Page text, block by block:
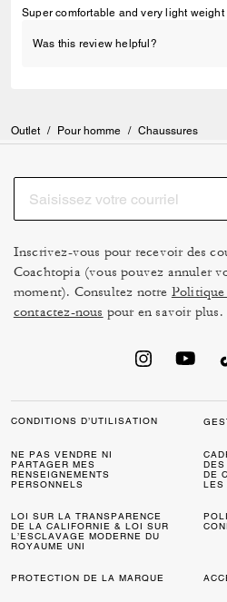
Super comfortable and very light weight
Was this review helpful?
Outlet / Pour homme / Chaussures
Inscrivez-vous pour recevoir des
Coachtopia (vous pouvez annuler
moment). Consultez notre
contactez-nous pour en savoir plus.
CONDITIONS D’UTILISATION
NE PAS VENDRE NI
PARTAGER MES
RENSEIGNEMENTS
PERSONNELS
DE
LES
LOI SUR LA TRANSPARENCE
DE LA CALIFORNIE & LOI SUR
L’ESCLAVAGE MODERNE DU
ROYAUME UNI
PROTECTION DE LA MARQUE